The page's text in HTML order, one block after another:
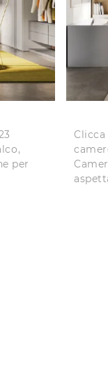
per